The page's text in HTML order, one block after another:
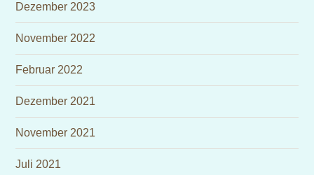
Dezember 2023
November 2022
Februar 2022
Dezember 2021
November 2021
Juli 2021